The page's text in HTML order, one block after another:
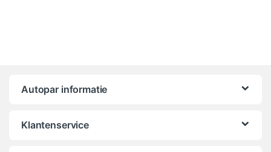
Autopar informatie
Klantenservice